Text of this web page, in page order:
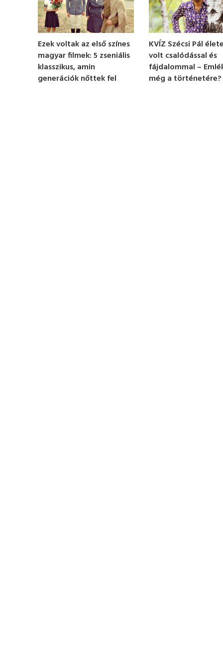
f
1
m
i
n
u
t
2
Ezek voltak az első színes
magyar filmek: 5 zseniális
klasszikus, amin
generációk nőttek fel
KVÍZ Szécsi Pál
volt csalódással és
fájdalommal –
még a történetére?